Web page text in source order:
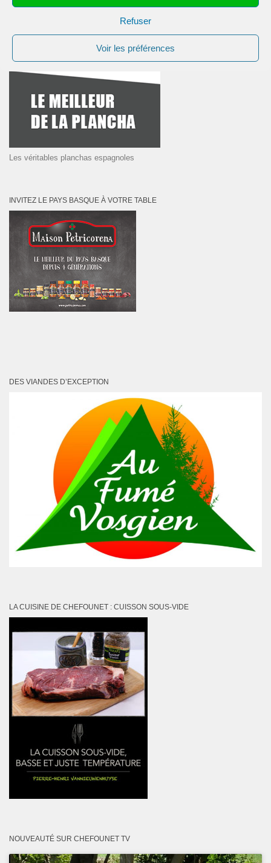
Refuser
Voir les préférences
Les véritables planchas espagnoles
INVITEZ LE PAYS BASQUE À VOTRE TABLE
DES VIANDES D’EXCEPTION
LA CUISINE DE CHEFOUNET : CUISSON SOUS-VIDE
NOUVEAUTÉ SUR CHEFOUNET TV